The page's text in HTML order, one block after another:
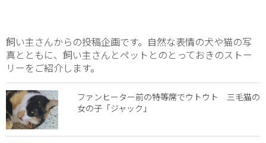
飼い主さんからの投稿企画です。自然な表情の犬や猫の写
真とともに、飼い主さんとペットとのとっておきのストー
リーをご紹介します。
ファンヒーター前の特等席でウトウト 三毛猫の
女の子「ジャック」